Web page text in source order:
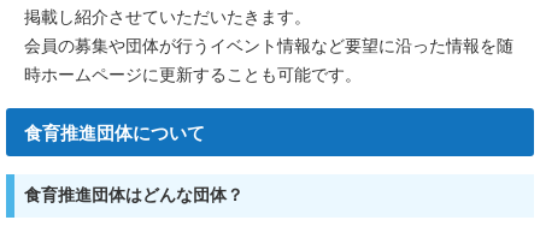
掲載し紹介させていただいたきます。
会員の募集や団体が行うイベント情報など要望に沿った情報を随
時ホームページに更新することも可能です。
食育推進団体について
食育推進団体はどんな団体？